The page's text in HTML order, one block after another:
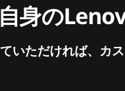
身の
いただければ、カ